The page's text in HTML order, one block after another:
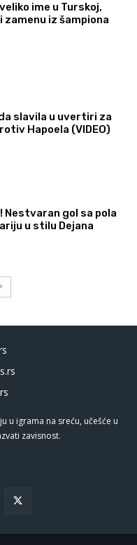
ime u Turskoj,
zamenu iz šampiona
slavila u uvertiri za
Hapoela (VIDEO)
Nestvaran gol sa pola
u stilu Dejana
u igrama na sreću, učešće u
zavisnost.